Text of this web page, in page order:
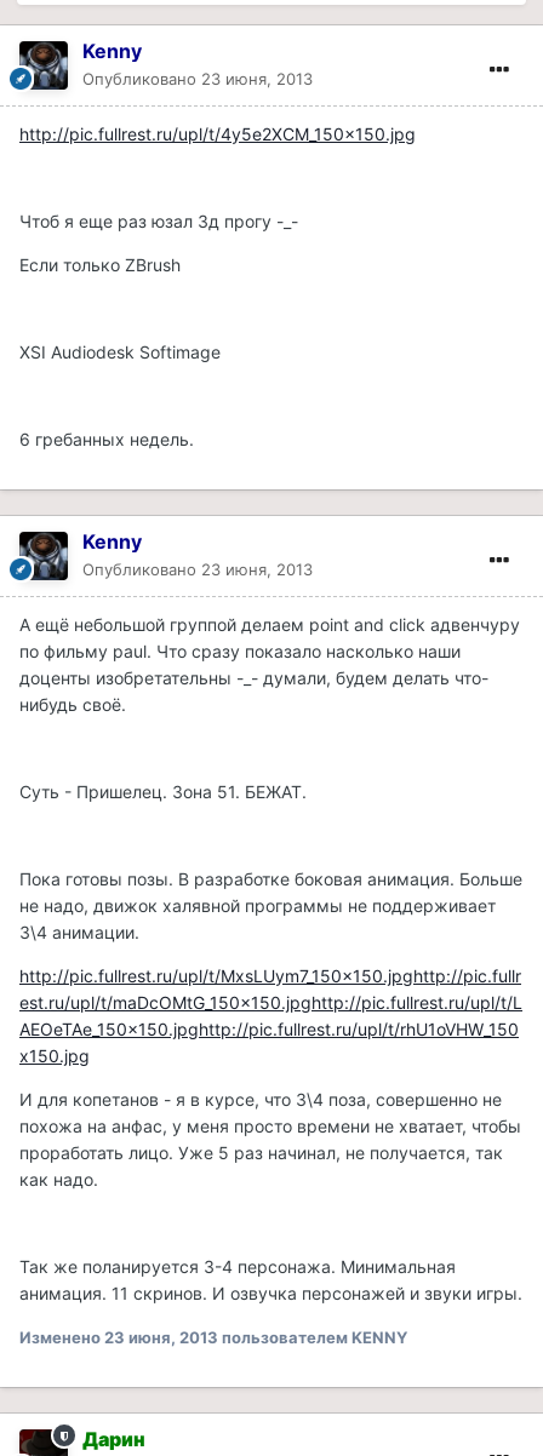
Kenny
Опубликовано 23 июня, 2013
http://pic.fullrest.ru/upl/t/4y5e2XCM_150x150.jpg
Чтоб я еще раз юзал 3д прогу -_-
Если только ZBrush
XSI Audiodesk Softimage
6 гребанных недель.
Kenny
Опубликовано 23 июня, 2013
А ещё небольшой группой делаем point and click адвенчуру
по фильму paul. Что сразу показало насколько наши
доценты изобретательны -_- думали, будем делать что-
нибудь своё.
Суть - Пришелец. Зона 51. БЕЖАТ.
Пока готовы позы. В разработке боковая анимация. Больше
не надо, движок халявной программы не поддерживает
3\4 анимации.
http://pic.fullrest.ru/upl/t/MxsLUym7_150x150.jpghttp://pic.fullr
est.ru/upl/t/maDcOMtG_150x150.jpghttp://pic.fullrest.ru/upl/t/L
AEOeTAe_150x150.jpghttp://pic.fullrest.ru/upl/t/rhU1oVHW_150
x150.jpg
И для копетанов - я в курсе, что 3\4 поза, совершенно не
похожа на анфас, у меня просто времени не хватает, чтобы
проработать лицо. Уже 5 раз начинал, не получается, так
как надо.
Так же поланируется 3-4 персонажа. Минимальная
анимация. 11 скринов. И озвучка персонажей и звуки игры.
Изменено23 июня, 2013 пользователем KENNY
Дарин